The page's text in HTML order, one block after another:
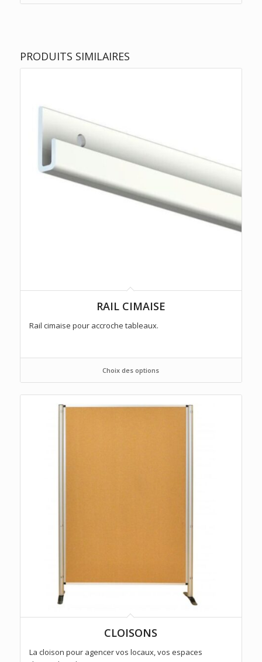
PRODUITS SIMILAIRES
RAIL CIMAISE
Rail cimaise pour accroche tableaux.
Choix des options
CLOISONS
La cloison pour agencer vos locaux, vos espaces